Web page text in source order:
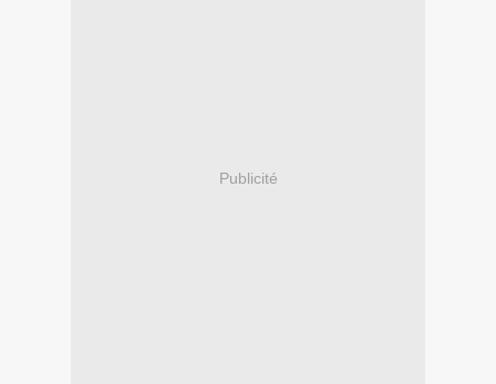
Publicité